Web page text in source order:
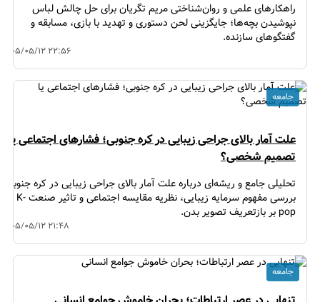
راهکارهای علمی و روان‌شناختی مریم تگریان برای حل چالش لباس
نپوشیدن بچه‌ها؛ جایگزینی لحن دستوری و تهدید با بازی، مسابقه و
گفتگوهای سازنده.
۱۴۰۵/۰۵/۱۲ ۲۲:۵۶
علت آمار بالای جراحی زیبایی در کره جنوبی؛ فشارهای اجتماعی یا
تصمیم شخصی؟
تحلیلی جامع و ریشه‌ای درباره علت آمار بالای جراحی زیبایی در کره جنوبی؛
بررسی مفهوم سرمایه زیبایی، نظریه مقایسه اجتماعی و تاثیر صنعت K-
pop بر بازتعریف تصویر بدن.
۱۴۰۵/۰۵/۱۲ ۲۱:۴۸
جامعه
جامعه